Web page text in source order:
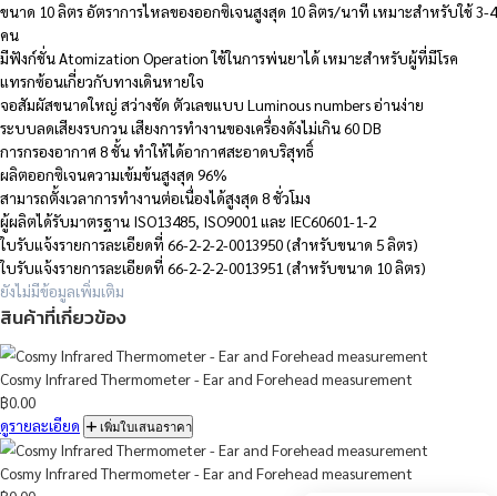
มี 2 ขนาด ได้แก่ ขนาด 5 ลิตร และ ขนาด 10 ลิตร
ขนาด 5 ลิตร อัตราการไหลของออกซิเจนสูงสุด 5 ลิตร/นาที เหมาะสำ
คน
ขนาด 10 ลิตร อัตราการไหลของออกซิเจนสูงสุด 10 ลิตร/นาที เหมาะ
คน
มีฟังก์ชั่น Atomization Operation ใช้ในการพ่นยาได้ เหมาะสำหรับผู้
แทรกซ้อนเกี่ยวกับทางเดินหายใจ
จอสัมผัสขนาดใหญ่ สว่างชัด ตัวเลขแบบ Luminous numbers อ่านง่า
ระบบลดเสียงรบกวน เสียงการทำงานของเครื่องดังไม่เกิน 60 DB
การกรองอากาศ 8 ชั้น ทำให้ได้อากาศสะอาดบริสุทธิ์
ผลิตออกซิเจนความเข้มข้นสูงสุด 96%
สามารถตั้งเวลาการทำงานต่อเนื่องได้สูงสุด 8 ชั่วโมง
ผู้ผลิตได้รับมาตรฐาน ISO13485, ISO9001 และ IEC60601-1-2
ใบรับแจ้งรายการละเอียดที่ 66-2-2-2-0013950 (สำหรับขนาด 5 ลิตร)
ใบรับแจ้งรายการละเอียดที่ 66-2-2-2-0013951 (สำหรับขนาด 10 ลิต
ยังไม่มีข้อมูลเพิ่มเติม
สินค้าที่เกี่ยวข้อง